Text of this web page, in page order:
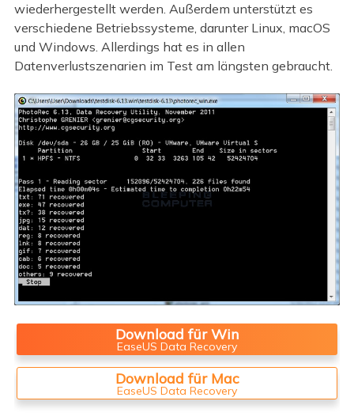
wiederhergestellt werden. Außerdem unterstützt es
verschiedene Betriebssysteme, darunter Linux, macOS
und Windows. Allerdings hat es in allen
Datenverlustszenarien im Test am längsten gebraucht.
Download für Win
EaseUS Data Recovery
Download für Mac
EaseUS Data Recovery